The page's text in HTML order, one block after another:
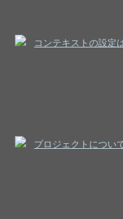
コンテキストの設定
プロジェクトについ